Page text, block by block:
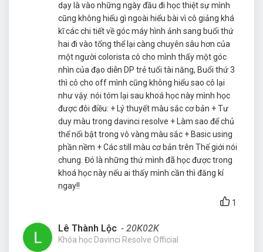
dạy là vào những ngày đầu đi học thiệt sự mình
cũng không hiểu gì ngoài hiểu bài vì cô giảng khá
kĩ các chi tiết về góc máy hình ảnh sang buổi thứ
hai đi vào tổng thể lại càng chuyên sâu hơn của
một người colorista cô cho mình thấy một góc
nhìn của đạo diễn DP trẻ tuổi tài năng, Buổi thứ 3
thì cô cho off mình cũng không hiểu sao cô lại
như vậy. nói tóm lại sau khoá học này mình học
được đôi điều: + Lý thuyết màu sắc cơ bản + Tư
duy màu trong davinci resolve + Làm sao để chủ
thể nổi bật trong vô vàng màu sắc + Basic using
phần nềm + Các still màu cơ bản trên Thế giới nói
chung. Đó là những thứ mình đã học được trong
khoá học này nếu ai thấy mình cần thì đăng kí
ngay!!
1
Lê Thành Lộc - 20K02K
Khóa học Davinci Resolve Official